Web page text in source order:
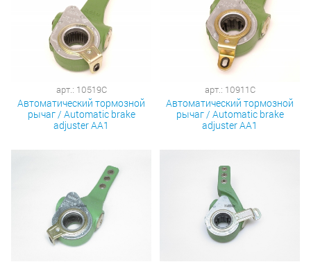
арт.: 10519C
Автоматический тормозной
рычаг / Automatic brake
adjuster AA1
арт.: 10911C
Автоматический тормозной
рычаг / Automatic brake
adjuster AA1